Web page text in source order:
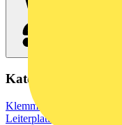
Kategorien
Klemmen, Steckverbinder
Leiterplattensteckverbinder